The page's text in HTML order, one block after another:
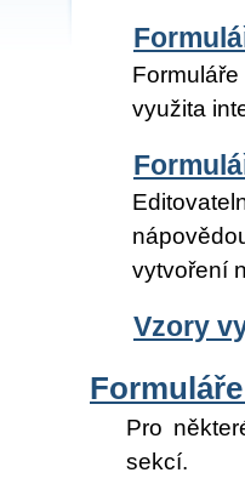
využita
vytvoření
Vzory
Pro
sekcí.